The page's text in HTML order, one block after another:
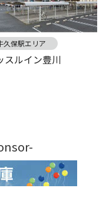
久保駅エリア
スルイン豊川